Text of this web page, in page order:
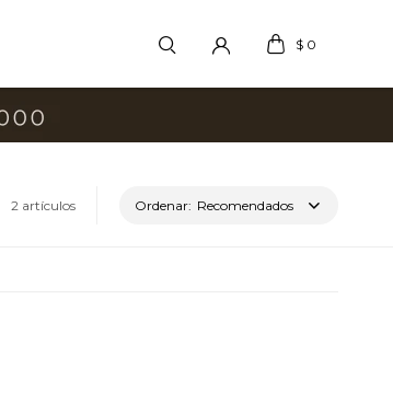
$ 0
2 artículos Recomendados